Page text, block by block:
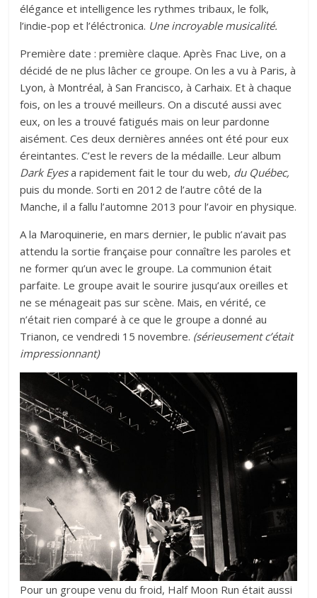
élégance et intelligence les rythmes tribaux, le folk,
l’indie-pop et l’éléctronica. Une incroyable musicalité.
Première date : première claque. Après Fnac Live, on a
décidé de ne plus lâcher ce groupe. On les a vu à Paris, à
Lyon, à Montréal, àSan Francisco, àCarhaix. Et à chaque
fois, on les a trouvé meilleurs. On a discuté aussi avec
eux, on les a trouvé fatigués mais on leur pardonne
aisément. Ces deux dernières années ont été pour eux
éreintantes. C’est le revers de la médaille. Leur album
Dark Eyesa rapidement fait le tour du web, du Québec,
puis du monde. Sorti en 2012 de l’autre côté de la
Manche, il a fallu l’automne 2013 pour l’avoir en physique.
A la Maroquinerie, en mars dernier, le public n’avait pas
attendu la sortie française pour connaître les paroles et
ne former qu’un avec le groupe. La communion était
parfaite. Le groupe avait le sourire jusqu’aux oreilles et
ne se ménageait pas sur scène. Mais, en vérité, ce
n’était rien comparé à ce que le groupe a donné au
Trianon, ce vendredi 15 novembre. (sérieusement c’était
impressionnant)
Pour un groupe venu du froid, Half Moon Run était aussi